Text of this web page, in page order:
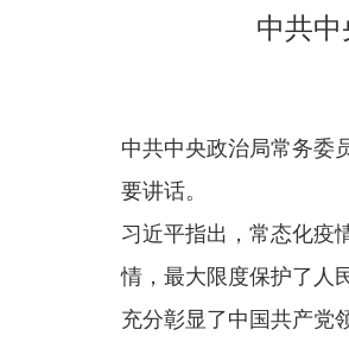
中共
中共中央政治局常务委
要讲话。
习近平指出，常态化疫
情，最大限度保护了人
充分彰显了中国共产党